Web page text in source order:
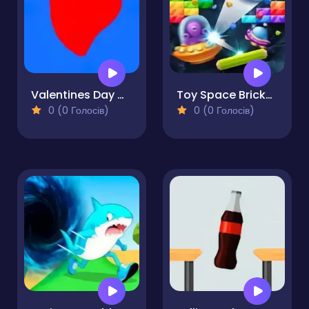
Valentines Day Clicker
0 (0 Голосів)
Toy Space Bricks Breaker
0 (0 Голосів)